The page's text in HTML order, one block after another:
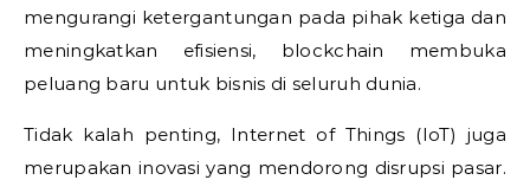
mengurangi ketergantungan pada pihak ketiga dan
meningkatkan efisiensi, blockchain membuka
peluang baru untuk bisnis di seluruh dunia.
Tidak kalah penting, Internet of Things (IoT) juga
merupakan inovasi yang mendorong disrupsi pasar.